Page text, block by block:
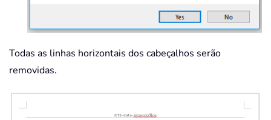
Todas as linhas horizontais dos cabeçalhos serão
removidas.